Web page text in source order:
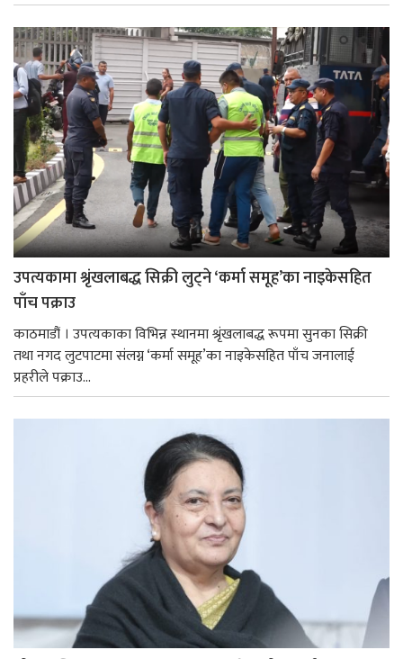
उपत्यकामा श्रृंखलाबद्ध सिक्री लुट्ने ‘कर्मा समूह’का नाइकेसहित
पाँच पक्राउ
काठमाडौं । उपत्यकाका विभिन्न स्थानमा श्रृंखलाबद्ध रूपमा सुनका सिक्री
तथा नगद लुटपाटमा संलग्न ‘कर्मा समूह’का नाइकेसहित पाँच जनालाई
प्रहरीले पक्राउ...